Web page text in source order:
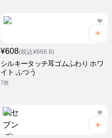
¥608(税込¥668.8)
シルキータッチ耳ゴムふわり ホワ
イト ふつう
7枚